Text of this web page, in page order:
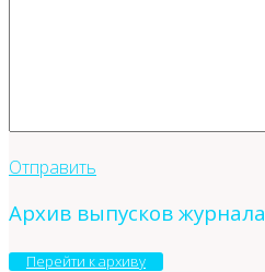
Отправить
Архив выпусков журнала
Перейти к архиву